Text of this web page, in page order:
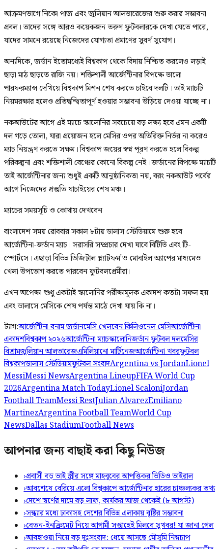
আক্রমণভাগে নিকো পাজ এবং জুলিয়ান আলভারেজের শুরু করার সম্ভাবনা
প্রবল। তাদের সঙ্গে আরও কয়েকজন তরুণ ফুটবলারকে দেখা যেতে পারে,
যাদের সামনে রয়েছে নিজেদের যোগ্যতা প্রমাণের সুবর্ণ সুযোগ।
অন্যদিকে, জর্ডান ইতোমধ্যেই বিশ্বকাপ থেকে বিদায় নিশ্চিত করলেও লড়াই
ছাড়া মাঠ ছাড়তে রাজি নয়। শক্তিশালী আর্জেন্টিনার বিপক্ষে ভালো
পারফরম্যান্স দেখিয়ে বিশ্বকাপ মিশন শেষ করতে চাইবে দলটি। তাই ম্যাচটি
নিয়মরক্ষার হলেও প্রতিদ্বন্দ্বিতাপূর্ণ হওয়ার সম্ভাবনা উড়িয়ে দেওয়া যাচ্ছে না।
নকআউটের আগে এই ম্যাচে স্কালোনির সবচেয়ে বড় লক্ষ্য হবে এমন একটি
দল গড়ে তোলা, যারা প্রয়োজন হলে মেসির ওপর অতিরিক্ত নির্ভর না করেও
ম্যাচ নিয়ন্ত্রণ করতে সক্ষম। বিশ্বকাপ জয়ের স্বপ্ন পূরণ করতে হলে বিকল্প
পরিকল্পনা এবং শক্তিশালী বেঞ্চের কোনো বিকল্প নেই। জর্ডানের বিপক্ষে ম্যাচটি
তাই আর্জেন্টিনার জন্য শুধুই একটি আনুষ্ঠানিকতা নয়, বরং নকআউট পর্বের
আগে নিজেদের প্রস্তুতি যাচাইয়ের শেষ মঞ্চ।
ম্যাচের সময়সূচি ও কোথায় দেখবেন
বাংলাদেশ সময় রোববার সকাল ৮টায় ডালাস স্টেডিয়ামে শুরু হবে
আর্জেন্টিনা-জর্ডান ম্যাচ। সরাসরি সম্প্রচার দেখা যাবে বিটিভি এবং টি-
স্পোর্টসে। এছাড়া বিভিন্ন ডিজিটাল প্ল্যাটফর্ম ও মোবাইল অ্যাপের মাধ্যমেও
খেলা উপভোগ করতে পারবেন ফুটবলপ্রেমীরা।
এখন অপেক্ষা শুধু একটাই স্কালোনির পরীক্ষামূলক একাদশ কতটা সফল হয়
এবং ডালাসে মেসিকে শেষ পর্যন্ত মাঠে দেখা যায় কি না।
ট্যাগ:আর্জেন্টিনা বনাম জর্ডানমেসি খেলবেন কিলিওনেল মেসিআর্জেন্টিনা
একাদশবিশ্বকাপ ২০২৬আর্জেন্টিনা ম্যাচস্কালোনিজর্ডান ফুটবল দলমেসির
বিশ্রামজুলিয়ান আলভারেজএমিলিয়ানো মার্টিনেজআর্জেন্টিনা খবরফুটবল
বিশ্বকাপডালাস স্টেডিয়ামফুটবল সংবাদArgentina vs JordanLionel
MessiMessi NewsArgentina LineupFIFA World Cup
2026Argentina Match TodayLionel ScaloniJordan
Football TeamMessi RestJulian AlvarezEmiliano
MartinezArgentina Football TeamWorld Cup
NewsDallas StadiumFootball News
আপনার জন্য বাছাই করা কিছু নিউজ
›প্রবাসী বড় ভাই স্ত্রীর সঙ্গে মাহবুবের আপত্তিকর ভিডিও ভাইরাল ​
›আবশেষে বেরিয়ে এলো বিশ্বকাপে আর্জেন্টিনার হারের চাঞ্চল্যকর তথ্য
›দেশে স্বর্ণের দামে বড় লাফ, কার্যকর আজ থেকেই (৮ আগস্ট)
›সন্ধ্যার মধ্যে ঢাকাসহ দেশের বিভিন্ন এলাকায় বৃষ্টির সম্ভাবনা
›বেতন-ইনক্রিমেট নিয়ে আগামী সপ্তাহেই মিলবে সুখবর! যা জানা গেল
›আবহাওয়া নিয়ে বড় দুঃসংবাদ: ধেয়ে আসছে মৌসুমি নিম্নচাপ